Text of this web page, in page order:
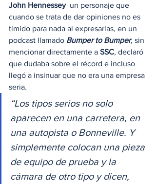
John Hennessey
  un personaje que
cuando se trata de dar opiniones no es
tímido para nada al expresarlas, en un
podcast llamado Bumper to Bumper, sin
mencionar directamente a SSC, declaró
que dudaba sobre el récord e incluso
llegó a insinuar que no era una empresa
seria.
“Los tipos serios no solo
aparecen en una carretera, en
una autopista o Bonneville. Y
simplemente colocan una pieza
de equipo de prueba y la
cámara de otro tipo y dicen,